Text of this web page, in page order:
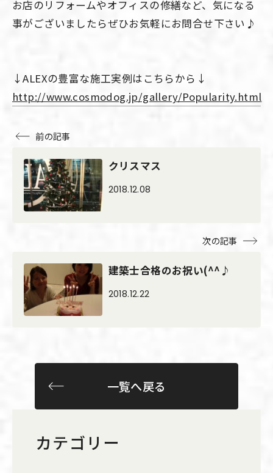
カテゴリー
お店のリフォームやオフィスの修繕など、気になる
事がございましたらぜひお気軽にお問合せ下さい♪
↓ALEXの豊富な施工実例はこちらから↓
http://www.cosmodog.jp/gallery/Popularity.html
前の記事
クリスマス
2018.12.08
次の記事
建築士合格のお祝い(^^♪
2018.12.22
一覧へ戻る